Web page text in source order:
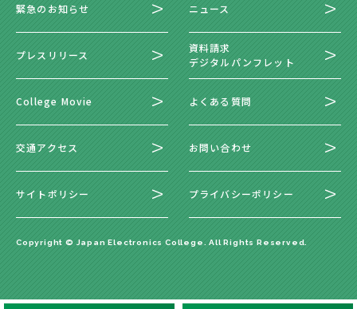
緊急のお知らせ ニュース
プレスリリース
資料請求
デジタルパンフレット
College Movie よくある質問
交通アクセス お問い合わせ
サイトポリシー プライバシーポリシー
Copyright © Japan Electronics College. All Rights Reserved.